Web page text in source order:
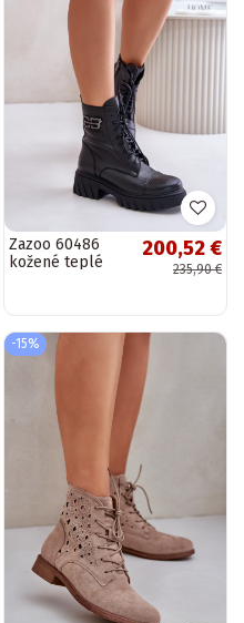
Zazoo 60486
kožené teplé
200,52 €
235,90 €
-15%